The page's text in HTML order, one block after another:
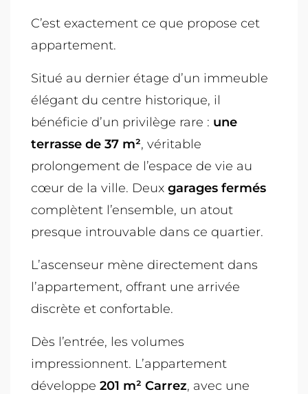
C’est exactement ce que propose cet
appartement.
Situé au dernier étage d’un immeuble
élégant du centre historique, il
bénéficie d’un privilège rare : une
terrasse de 37 m², véritable
prolongement de l’espace de vie au
cœur de la ville. Deux garages fermés
complètent l’ensemble, un atout
presque introuvable dans ce quartier.
L’ascenseur mène directement dans
l’appartement, offrant une arrivée
discrète et confortable.
Dès l’entrée, les volumes
impressionnent. L’appartement
développe 201 m² Carrez, avec une